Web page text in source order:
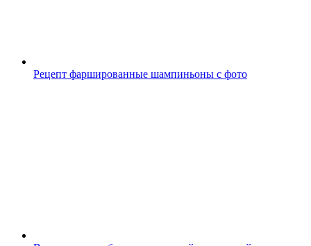
Рецепт фаршированные шампиньоны с фото